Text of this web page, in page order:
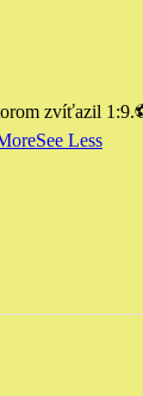
zvíťazil 1:9.
See Less